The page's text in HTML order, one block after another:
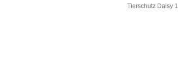
Tierschutz Daisy 1